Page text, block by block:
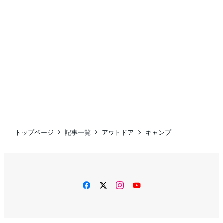
トップページ 記事一覧 アウトドア キャンプ
facebooktwitterinstagram
YouTube